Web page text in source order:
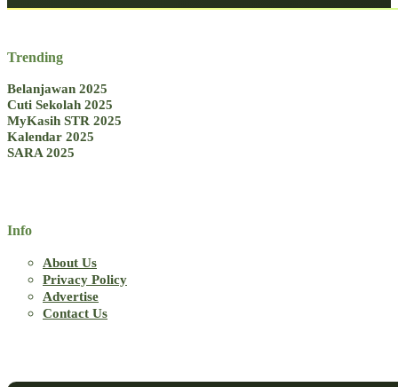
Trending
Belanjawan 2025
Cuti Sekolah 2025
MyKasih STR 2025
Kalendar 2025
SARA 2025
Info
About Us
Privacy Policy
Advertise
Contact Us